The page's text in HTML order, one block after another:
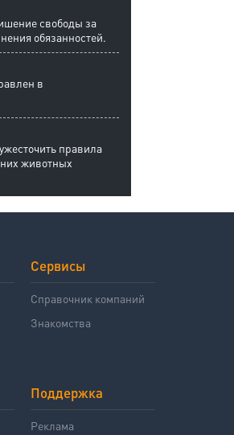
свободы за
обязанностей.
в
правила
животных
Сервисы
Справочник компаний
Знакомства
Поддержка
Реклама